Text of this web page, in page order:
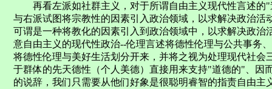
再看左派如社群主义，对于所谓自由主义现代性言述的"
与右派试图将宗教性的因素引入政治领域，以求解决政治
可谓是一种将教化的因素引入到政治领域中，以求解决政
意自由主义的现代性政治--伦理言述将德性伦理与公共事务
将德性伦理与美好生活划分开来，并将之视为处理现代社
于群体的先天德性（个人美德）直接用来支持"道德的"、因
的说辞，我们只需要从他们好象是很聪明睿智的指责自由